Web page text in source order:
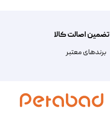
تضمین اصالت کالا
​​برندهای معتبر​​​​​​​